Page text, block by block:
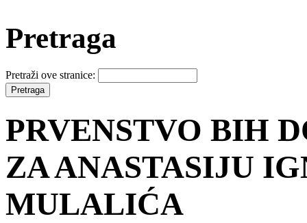
Pretraga
Pretraži ove stranice:
PRVENSTVO BIH
ZA ANASTASIJU
MULALIĆA